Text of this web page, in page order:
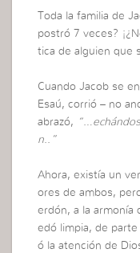
Toda la familia de
postró 7 veces?
tica de alguien que
Cuando Jacob se
Esaú, corrió – no
abrazó,
n..”
Ahora, existía un
ores de ambos,
erdón, a la armonía
edó limpia, de
ó la atención de